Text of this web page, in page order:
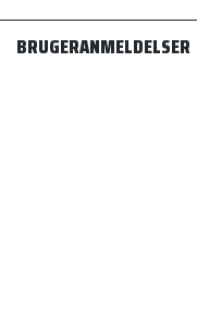
BRUGERANMELDELSER